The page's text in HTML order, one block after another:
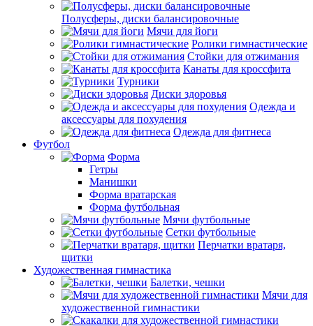
Полусферы, диски балансировочные
Мячи для йоги
Ролики гимнастические
Стойки для отжимания
Канаты для кроссфита
Турники
Диски здоровья
Одежда и
аксессуары для похудения
Одежда для фитнеса
Футбол
Форма
Гетры
Манишки
Форма вратарская
Форма футбольная
Мячи футбольные
Сетки футбольные
Перчатки вратаря,
щитки
Художественная гимнастика
Балетки, чешки
Мячи для
художественной гимнастики